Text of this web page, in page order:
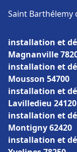
Saint Barthélemy
installation et
Magnanville
installation et
Mousson 54700
installation et
Lavilledieu 24120
installation et
Montigny 62420
installation et